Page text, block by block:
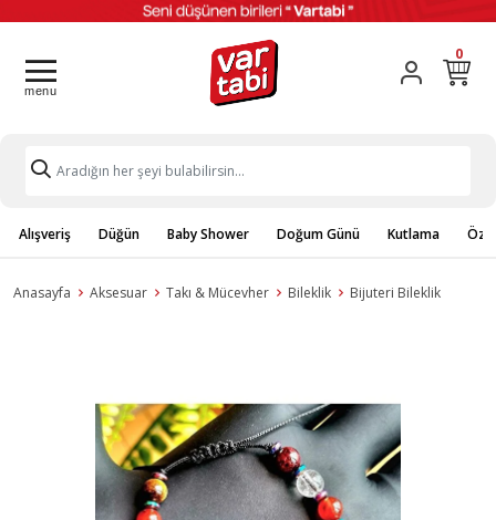
0
Alışveriş Düğün Baby Shower Doğum Günü Kutlama
Anasayfa Aksesuar Takı & Mücevher Bileklik Bijuteri Bileklik